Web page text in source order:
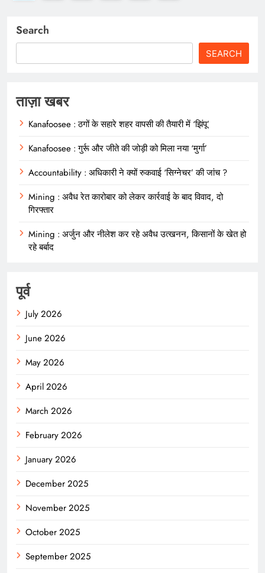
Search
SEARCH
ताज़ा खबर
Kanafoosee : ठगों के सहारे शहर वापसी की तैयारी में ‘झिंपू’
Kanafoosee : गुर्रू और जीते की जोड़ी को मिला नया ‘मुर्गा’
Accountability : अधिकारी ने क्यों रुकवाई ‘सिग्नेचर’ की जांच ?
Mining : अवैध रेत कारोबार को लेकर कार्रवाई के बाद विवाद, दो
गिरफ्तार
Mining : अर्जुन और नीलेश कर रहे अवैध उत्खनन, किसानों के खेत हो
रहे बर्बाद
पूर्व
July 2026
June 2026
May 2026
April 2026
March 2026
February 2026
January 2026
December 2025
November 2025
October 2025
September 2025